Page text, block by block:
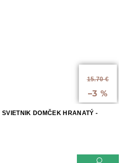
15.70 €
–3 %
DOMČEK HRANATÝ -